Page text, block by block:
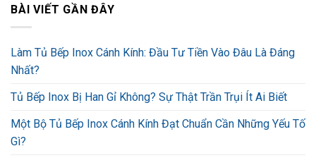
BÀI VIẾT GẦN ĐÂY
Làm Tủ Bếp Inox Cánh Kính: Đầu Tư Tiền Vào Đâu Là Đáng
Nhất?
Tủ Bếp Inox Bị Han Gỉ Không? Sự Thật Trần Trụi Ít Ai Biết
Một Bộ Tủ Bếp Inox Cánh Kính Đạt Chuẩn Cần Những Yếu Tố
Gì?